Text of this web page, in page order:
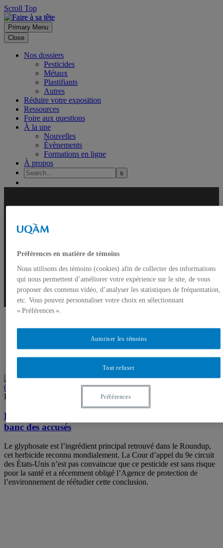
Scroll Top
Primary Menu
Close
Nos dossiers
Pesticides
Métaux
Plastifiants
Autres
Réduire votre exposition
Ressources
Foire aux questions
À la une
Nouvelles
Évènements
Formations en ligne
À propos
Glyphosate
0
Par Marilou Lemire
Herbicide Roundup : Le glyphosate de retour au
banc des accusés
Le glyphosate est l’ingrédient principal retrouvé dans le Roundup,
cet herbicide reconnu mondialement. La Cour d’appel du 9e circuit
des États-Unis n’est pas convaincue que ce pesticide est sans risque
pour la santé et a récemment obligé l’Agence de protection de
l’environnement de réétudier cette conclusion.
Préférences en matière de témoins
Nous utilisons des témoins (cookies) afin de collecter des informations
qui nous permettent d’améliorer votre expérience sur le site, de vous
proposer des contenus vidéo, d’analyser les statistiques de fréquentation,
etc. Vous pouvez personnaliser votre choix en sélectionnant
« Préférences ».
Tout refuser
Autoriser les témoins
Préférences